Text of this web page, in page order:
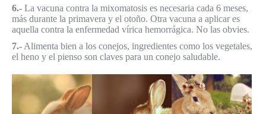
6.- La vacuna contra la mixomatosis es necesaria cada 6 meses,
más durante la primavera y el otoño. Otra vacuna a aplicar es
aquella contra la enfermedad vírica hemorrágica. No las obvies.
7.- Alimenta bien a los conejos, ingredientes como los vegetales,
el heno y el pienso son claves para un conejo saludable.